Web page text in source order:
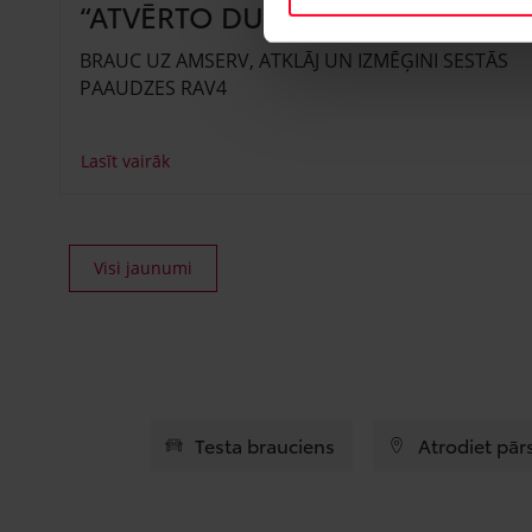
“ATVĒRTO DURVJU DIENAS”
BRAUC UZ AMSERV, ATKLĀJ UN IZMĒĢINI SESTĀS
PAAUDZES RAV4
Lasīt vairāk
Visi jaunumi
Testa brauciens Atrodiet